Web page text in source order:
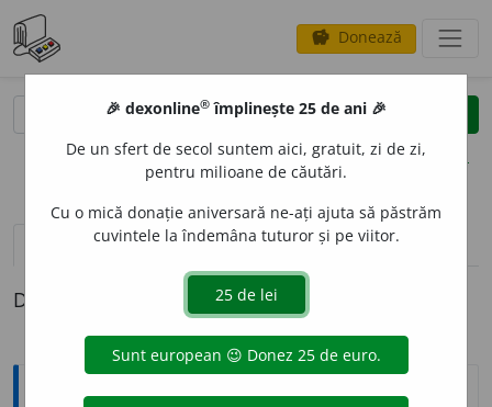
savings Donează
clear
opțiuni
definiții (1) pronunțievolume_up (4)
Definiția cu ID-ul 1136006:
Ortografice DOOM
🎉 dexonline® împlinește 25 de ani 🎉
De un sfert de secol suntem aici, gratuit, zi de zi,
pentru milioane de căutări.
Cu o mică donație aniversară ne-ați ajuta să păstrăm
cuvintele la îndemâna tuturor și pe viitor.